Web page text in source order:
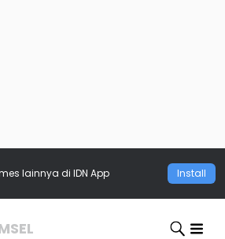
lainnya di IDN App Install